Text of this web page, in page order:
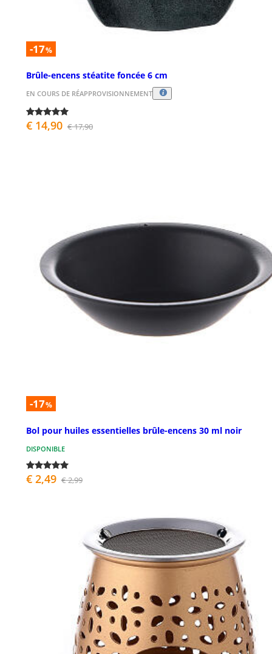
-17%
Brûle-encens stéatite foncée 6 cm
EN COURS DE RÉAPPROVISIONNEMENT
€ 14,90 € 17,90
-17%
Bol pour huiles essentielles brûle-encens 30 ml noir
DISPONIBLE
€ 2,49 € 2,99